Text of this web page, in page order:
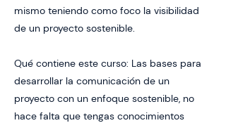
mismo teniendo como foco la visibilidad
de un proyecto sostenible.
Qué contiene este curso: Las bases para
desarrollar la comunicación de un
proyecto con un enfoque sostenible, no
hace falta que tengas conocimientos